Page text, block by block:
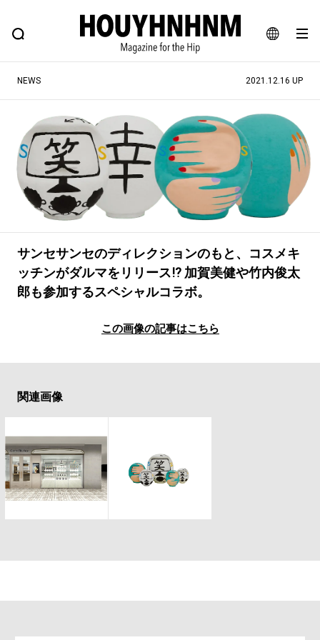
JA
EN
FEATURE BLOG SNAP
ヒップなファッション、カルチャー、ライフスタイルWEBマガジン
#注目のタグ
#SHOPPING ADDICT #憧れの逸品
#ESSENTIAL DESIGNS #古着サミット
#NEW VINTAGE #マイナーグッド図鑑
#GH 銘品の所以 #フイナムのYouTube
#Commune H #FOCUS IT #AH.H
#ととけん #FASHION #MUSIC
NEWS 2021.12.16 UP
サンセサンセのディレクションのもと、コスメキ
ッチンがダルマをリリース⁉︎ 加賀美健や竹内俊太
郎も参加するスペシャルコラボ。
この画像の記事はこちら
関連画像